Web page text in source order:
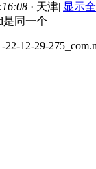
· 天津| 显示
是同一个